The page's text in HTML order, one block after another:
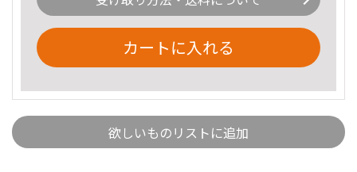
カートに入れる
欲しいものリストに追加